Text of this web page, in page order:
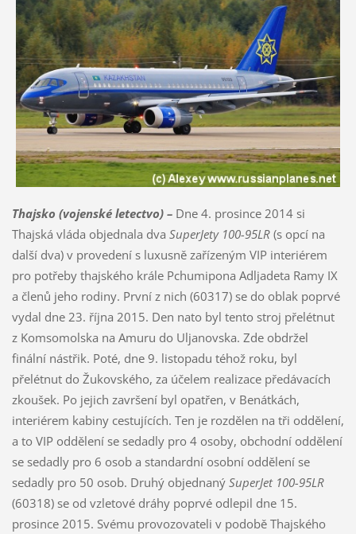
Thajsko (vojenské letectvo)– Dne 4. prosince 2014 si
Thajská vláda objednala dva SuperJety 100-95LR(s opcí na
další dva) v provedení s luxusně zařízeným VIP interiérem
pro potřeby thajského krále Pchumipona Adljadeta Ramy IX
a členů jeho rodiny. První z nich (60317) se do oblak poprvé
vydal dne 23. října 2015. Den nato byl tento stroj přelétnut
z Komsomolska na Amuru do Uljanovska. Zde obdržel
finální nástřik. Poté, dne 9. listopadu téhož roku, byl
přelétnut do Žukovského, za účelem realizace předávacích
zkoušek. Po jejich završení byl opatřen, v Benátkách,
interiérem kabiny cestujících. Ten je rozdělen na tři oddělení,
a to VIP oddělení se sedadly pro 4 osoby, obchodní oddělení
se sedadly pro 6 osob a standardní osobní oddělení se
sedadly pro 50 osob. Druhý objednaný SuperJet 100-95LR
(60318) se od vzletové dráhy poprvé odlepil dne 15.
prosince 2015. Svému provozovateli v podobě Thajského